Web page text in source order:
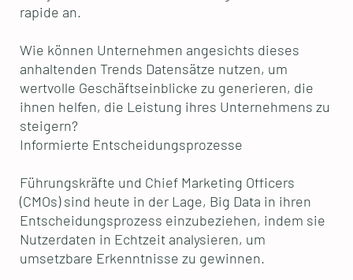
rapide an.
Wie können Unternehmen angesichts dieses
anhaltenden Trends Datensätze nutzen, um
wertvolle Geschäftseinblicke zu generieren, die
ihnen helfen, die Leistung ihres Unternehmens zu
steigern?
Informierte Entscheidungsprozesse
Führungskräfte und Chief Marketing Officers
(CMOs) sind heute in der Lage, Big Data in ihren
Entscheidungsprozess einzubeziehen, indem sie
Nutzerdaten in Echtzeit analysieren, um
umsetzbare Erkenntnisse zu gewinnen.